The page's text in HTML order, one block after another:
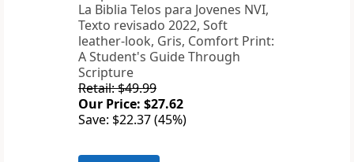
La Biblia Telos para Jovenes NVI,
Texto revisado 2022, Soft
leather-look, Gris, Comfort Print:
A Student's Guide Through
Scripture
Retail: $49.99
Our Price: $27.62
Save: $22.37 (45%)